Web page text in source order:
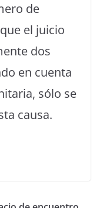
de
el juicio
dos
en cuenta
sólo se
causa.